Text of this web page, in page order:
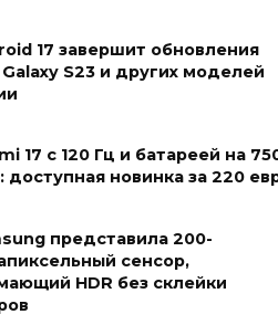
17 завершит обновления
S23 и других моделей
17 с 120 Гц и батареей на
доступная новинка за 220
представила 200-
сенсор,
HDR без склейки